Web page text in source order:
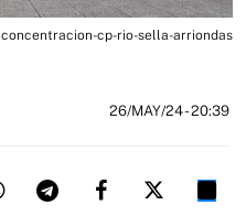
concentracion-cp-rio-sella-arriondas
26/MAY/24- 20:39